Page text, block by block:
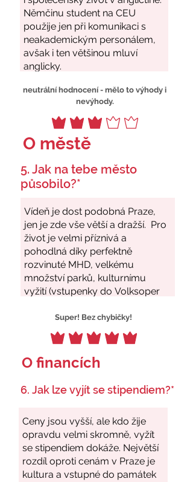
neutrální hodnocení - mělo to výhody i
nevýhody.
O městě
5. Jak na tebe město
působilo?*
Super! Bez chybičky!
O financích
6. Jak lze vyjít se stipendiem?*